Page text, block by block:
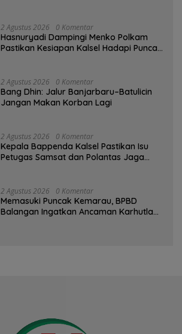
2 Agustus 2026 0 Komentar
Hasnuryadi Dampingi Menko Polkam
Pastikan Kesiapan Kalsel Hadapi Puncak
2 Agustus 2026 0 Komentar
Bang Dhin: Jalur Banjarbaru–Batulicin
Jangan Makan Korban Lagi
2 Agustus 2026 0 Komentar
Kepala Bappenda Kalsel Pastikan Isu
Petugas Samsat dan Polantas Jaga
2 Agustus 2026 0 Komentar
Memasuki Puncak Kemarau, BPBD
Balangan Ingatkan Ancaman Karhutla